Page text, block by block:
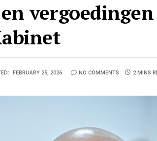
FEBRUARY 25, 2026 NO COMMENTS 2 MINS